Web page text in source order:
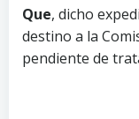
Que, dicho
destino a la
pendiente de